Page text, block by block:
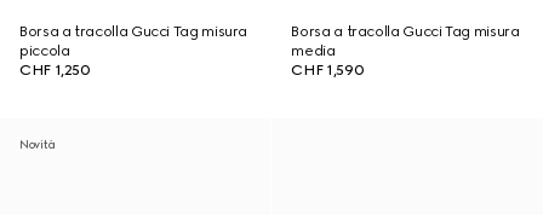
Borsa a tracolla Gucci Tag misura
piccola
CHF 1,250
Borsa a tracolla Gucci Tag misura
media
CHF 1,590
Novità